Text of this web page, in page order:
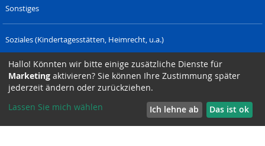
Sonstiges
Soziales (Kindertagesstätten, Heimrecht, u.a.)
Verwaltungsrecht (Polizeirecht u.a.)
Suchmaschine unterstützt von ElasticSuite
Hallo! Könnten wir bitte einige zusätzliche Dienste für
Marketing aktivieren? Sie können Ihre Zustimmung später
jederzeit ändern oder zurückziehen.
Lassen Sie mich wählen
Ich lehne ab Das ist ok